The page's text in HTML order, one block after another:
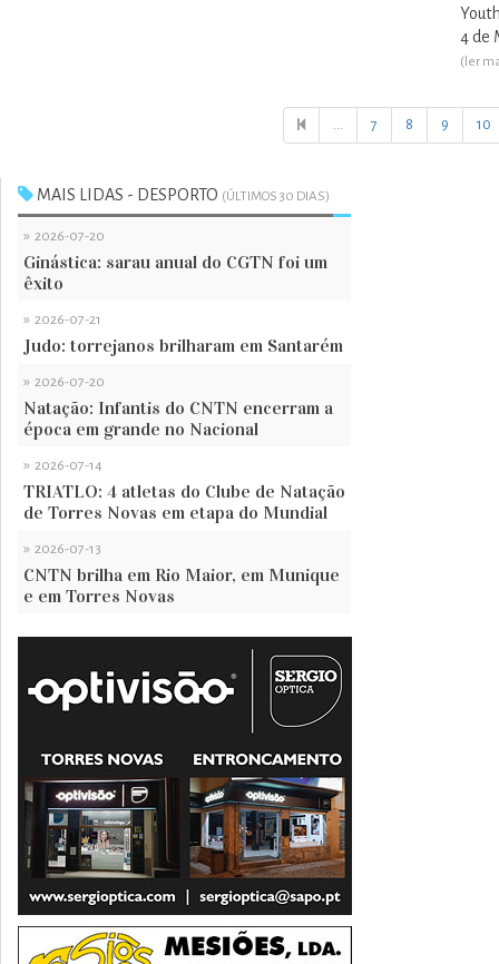
4 de
(ler
... 7 8 9 10
MAIS LIDAS - DESPORTO (ÚLTIMOS 30 DIAS)
» 2026-07-20
Ginástica: sarau anual do CGTN foi um
êxito
» 2026-07-21
Judo: torrejanos brilharam em Santarém
» 2026-07-20
Natação: Infantis do CNTN encerram a
época em grande no Nacional
» 2026-07-14
TRIATLO: 4 atletas do Clube de Natação
de Torres Novas em etapa do Mundial
» 2026-07-13
CNTN brilha em Rio Maior, em Munique
e em Torres Novas